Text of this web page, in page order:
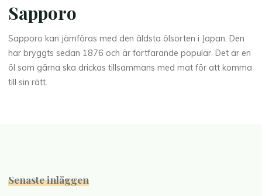
Sapporo
Sapporo kan jämföras med den äldsta ölsorten i Japan. Den
har bryggts sedan 1876 och är fortfarande populär. Det är en
öl som gärna ska drickas tillsammans med mat för att komma
till sin rätt.
Senaste inläggen